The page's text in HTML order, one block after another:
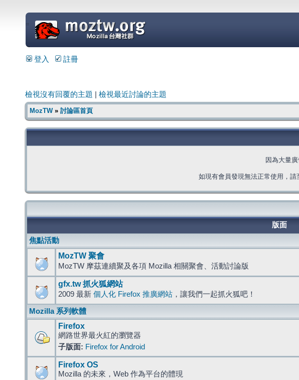
=
登入 註冊
檢視沒有回覆的主題 檢視最近討論的主題
MozTW» 討論區首頁
因為大量
如現有會員發現無法正常使用，
版面
焦點活動
MozTW 聚會
MozTW 摩茲連續聚及各項 Mozilla 相關聚會、活動討論版
gfx.tw 抓火狐網站
2009 最新 個人化 Firefox 推廣網站 ，讓我們一起抓火狐吧！
Mozilla 系列軟體
Firefox
網路世界最火紅的瀏覽器
子版面: Firefox for Android
Firefox OS
Mozilla 的未來，Web 作為平台的體現